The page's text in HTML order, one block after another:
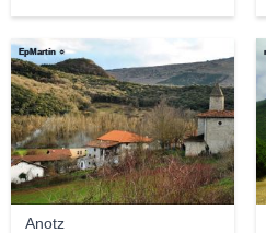
Anotz
EpMartín ☼